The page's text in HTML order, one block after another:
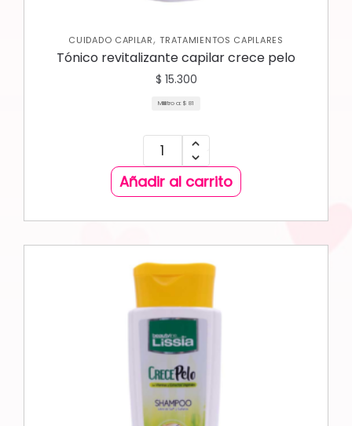
CUIDADO CAPILAR,TRATAMIENTOS CAPILARES
Tónico revitalizante capilar crece pelo
$ 15.300
Mililitro a: $ 81
Añadir al carrito